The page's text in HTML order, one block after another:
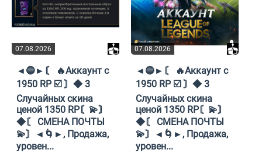
07.08.2026
◄🔵►〘 🔥Аккаунт с
1950 RP ☑️ 〙◆ 3
Случайных скина
ценой 1350 RP〘💫〙
◆〘 СМЕНА ПОЧТЫ
💫〙◄🌀►, Продажа,
уровен...
07.08.2026
◄🔵►〘 🔥Аккаунт с
1950 RP ☑️ 〙◆ 3
Случайных скина
ценой 1350 RP〘💫〙
◆〘 СМЕНА ПОЧТЫ
💫〙◄🌀►, Продажа,
уровен...